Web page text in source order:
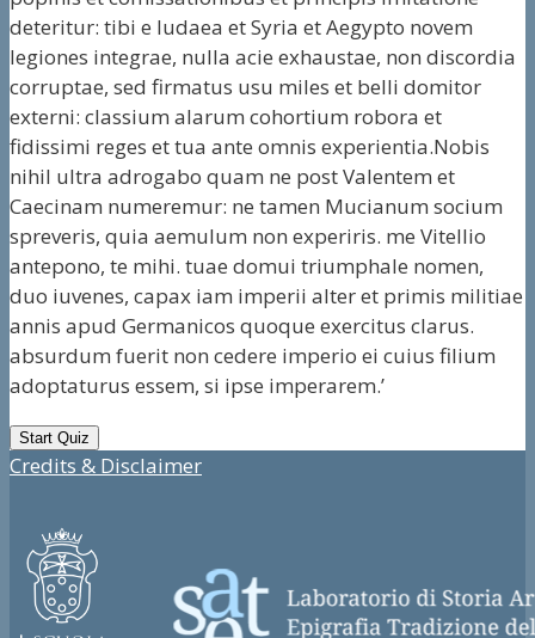
deteritur: tibi e Iudaea et Syria et Aegypto novem
legiones integrae, nulla acie exhaustae, non discordia
corruptae, sed firmatus usu miles et belli domitor
externi: classium alarum cohortium robora et
fidissimi reges et tua ante omnis experientia.Nobis
nihil ultra adrogabo quam ne post Valentem et
Caecinam numeremur: ne tamen Mucianum socium
spreveris, quia aemulum non experiris. me Vitellio
antepono, te mihi. tuae domui triumphale nomen,
duo iuvenes, capax iam imperii alter et primis militiae
annis apud Germanicos quoque exercitus clarus.
absurdum fuerit non cedere imperio ei cuius filium
adoptaturus essem, si ipse imperarem.’
Credits & Disclaimer